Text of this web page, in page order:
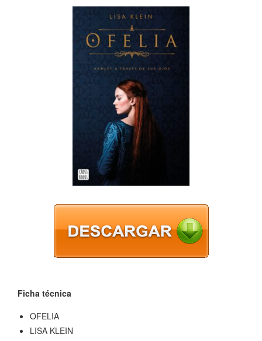
Ficha técnica
OFELIA
LISA KLEIN